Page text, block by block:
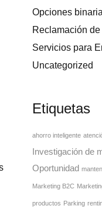
Opciones
Reclamación
Servicios para
Uncategorized
Etiquetas
ahorro inteligente
Investigación de
Oportunidad
Marketing B2C
productos Parking